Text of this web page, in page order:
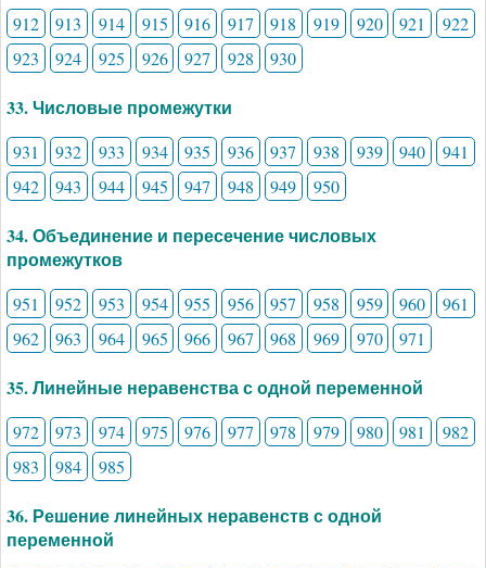
912 913 914 915 916 917 918 919 920 921
922
923
924 925 926 927 928 930
33. Числовые промежутки
931 932 933 934 935 936 937 938 939 940
941
942
943 944 945 947 948 949 950
34. Объединение и пересечение числовых
промежутков
951 952 953 954 955 956 957 958 959 960
961
962
963 964 965 966 967 968 969 970 971
35. Линейные неравенства с одной переменной
972 973 974 975 976 977 978 979 980 981
982
983
984 985
36. Решение линейных неравенств с одной
переменной